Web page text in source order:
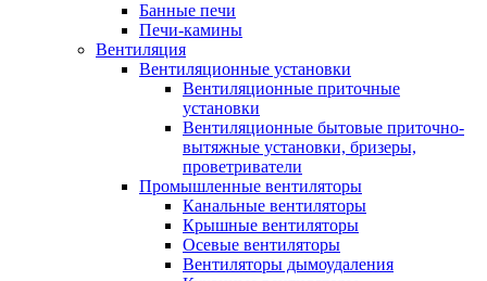
Банные печи
Печи-камины
Вентиляция
Вентиляционные установки
Вентиляционные приточные
установки
Вентиляционные бытовые приточно-
вытяжные установки, бризеры,
проветриватели
Промышленные вентиляторы
Канальные вентиляторы
Крышные вентиляторы
Осевые вентиляторы
Вентиляторы дымоудаления